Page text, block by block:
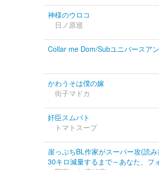
神様のウロコ
日ノ原巡
Collar me Dom/Subユニバースア
かわうそは僕の嫁
街子マドカ
奸臣スムバト
トマトスープ
崖っぷちBL作家がスーパー攻(読
30キロ減量するまで～あなた、フ